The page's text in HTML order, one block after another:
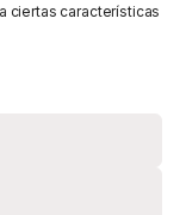
ciertas características